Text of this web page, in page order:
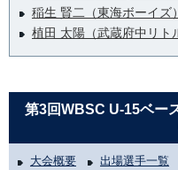
稲生 賢二（東海ボーイズ）
植田 太陽（武蔵府中リト
第3回WBSC U-15ベー
大会概要
出場選手一覧